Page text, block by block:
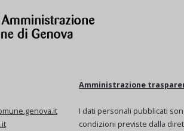
Amministrazione
I dati personali pubblicati
condizioni previste dalla